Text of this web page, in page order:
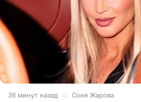
36 минут назад Соня Жарова